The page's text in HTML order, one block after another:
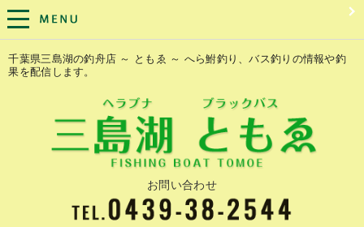
千葉県三島湖の釣舟店 ～ ともゑ ～ へら鮒釣り、バス釣りの情報や釣
果を配信します。
お問い合わせ